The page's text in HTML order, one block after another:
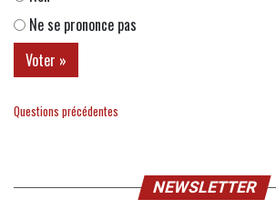
Ne se prononce pas
Questions précédentes
NEWSLETTER